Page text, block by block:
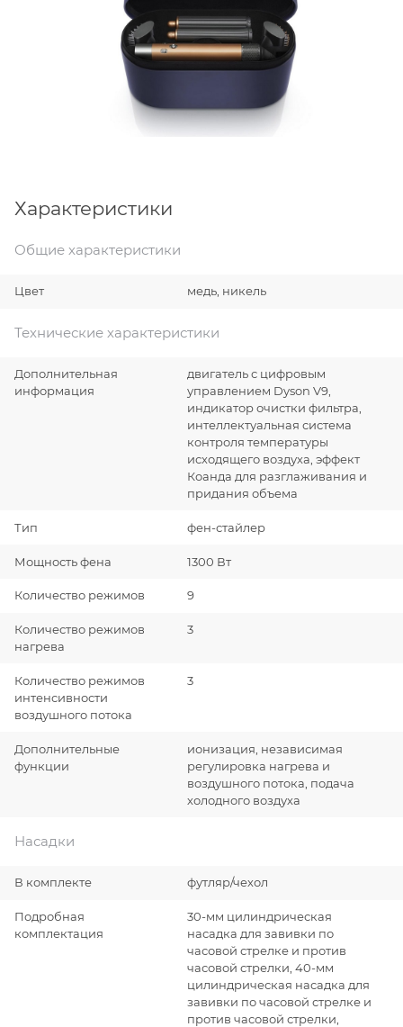
Характеристики
Общие характеристики
Цвет медь, никель
Технические характеристики
Дополнительная
информация
двигатель с цифровым
управлением Dyson V9,
индикатор очистки фильтра,
интеллектуальная система
контроля температуры
исходящего воздуха, эффект
Коанда для разглаживания и
придания объема
Тип фен-стайлер
Мощность фена 1300 Вт
Количество режимов 9
Количество режимов
нагрева
3
Количество режимов
интенсивности
воздушного потока
3
Дополнительные
функции
ионизация, независимая
регулировка нагрева и
воздушного потока, подача
холодного воздуха
Насадки
В комплекте футляр/чехол
Подробная
комплектация
30-мм цилиндрическая
насадка для завивки по
часовой стрелке и против
часовой стрелки, 40-мм
цилиндрическая насадка для
завивки по часовой стрелке и
против часовой стрелки,